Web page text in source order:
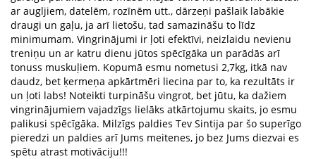
ar augljiem, datelēm, rozīnēm utt., dārzeņi pašlaik labākie
draugi un gaļu, ja arī lietošu, tad samazināšu to līdz
minimumam. Vingrinājumi ir ļoti efektīvi, neizlaidu nevienu
treniņu un ar katru dienu jūtos spēcīgāka un parādās arī
tonuss muskuļiem. Kopumā esmu nometusi 2,7kg, itkā nav
daudz, bet ķermeņa apkārtmēri liecina par to, ka rezultāts ir
un ļoti labs! Noteikti turpināšu vingrot, bet jūtu, ka dažiem
vingrinājumiem vajadzīgs lielāks atkārtojumu skaits, jo esmu
palikusi spēcīgāka. Milzīgs paldies Tev Sintija par šo superīgo
pieredzi un paldies arī Jums meitenes, jo bez Jums diezvai es
spētu atrast motivāciju!!!